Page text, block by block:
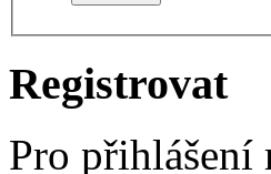
Registrovat
Pro přihlášení